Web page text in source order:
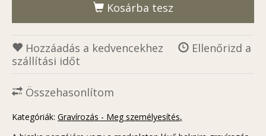
Kosárba tesz
Hozzáadás a kedvencekhez
Ellenőrizd a
szállítási időt
Összehasonlítom
Kategóriák: Gravírozás - Meg személyesítés